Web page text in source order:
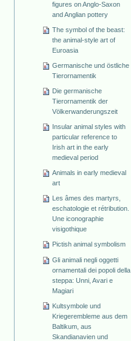
figures on Anglo-Saxon
and Anglian pottery
The symbol of the beast:
the animal-style art of
Euroasia
Germanische und östliche
Tierornamentik
Die germanische
Tierornamentik der
Völkerwanderungszeit
Insular animal styles with
particular reference to
Irish art in the early
medieval period
Animals in early medieval
art
Les âmes des martyrs,
eschatologie et rétribution.
Une iconographie
visigothique
Pictish animal symbolism
Gli animali negli oggetti
ornamentali dei popoli della
steppa: Unni, Avari e
Magiari
Kultsymbole und
Kriegerembleme aus dem
Baltikum, aus
Skandianavien und